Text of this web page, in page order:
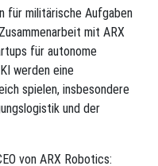
für militärische Aufgaben
mit ARX
für autonome
werden eine
spielen, insbesondere
und der
von ARX Robotics: